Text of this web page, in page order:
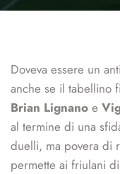
Doveva essere un
anche se il tabellino
Brian Lignano e
al termine di una
duelli, ma povera di
permette ai friulani